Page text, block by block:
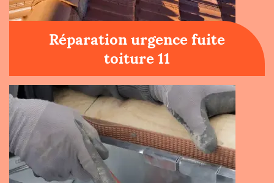
Réparation urgence fuite
toiture 11